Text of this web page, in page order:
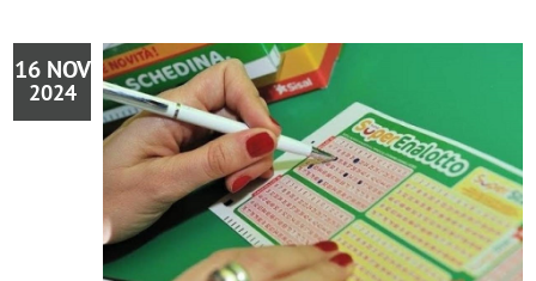
16 NOV
2024